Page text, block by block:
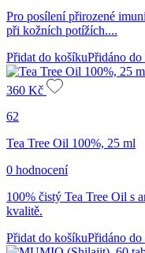
Pro posílení přirozené
při kožních potížích....
Přidat do košíkuPřidáno do
360 Kč
62
Tea Tree Oil 100%, 25 ml
0 hodnocení
100% čistý Tea Tree Oil s
kvalitě.
Přidat do košíkuPřidáno do